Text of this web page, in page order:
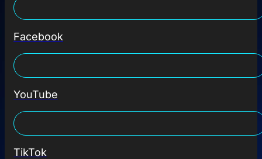
Facebook
YouTube
TikTok